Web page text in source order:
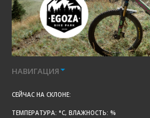
НАВИГАЦИЯ
СЕЙЧАС НА СКЛОНЕ:
ТЕМПЕРАТУРА: °C, ВЛАЖНОСТЬ: %